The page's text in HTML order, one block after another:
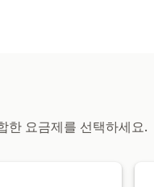
한 요금제를 선택하세요.